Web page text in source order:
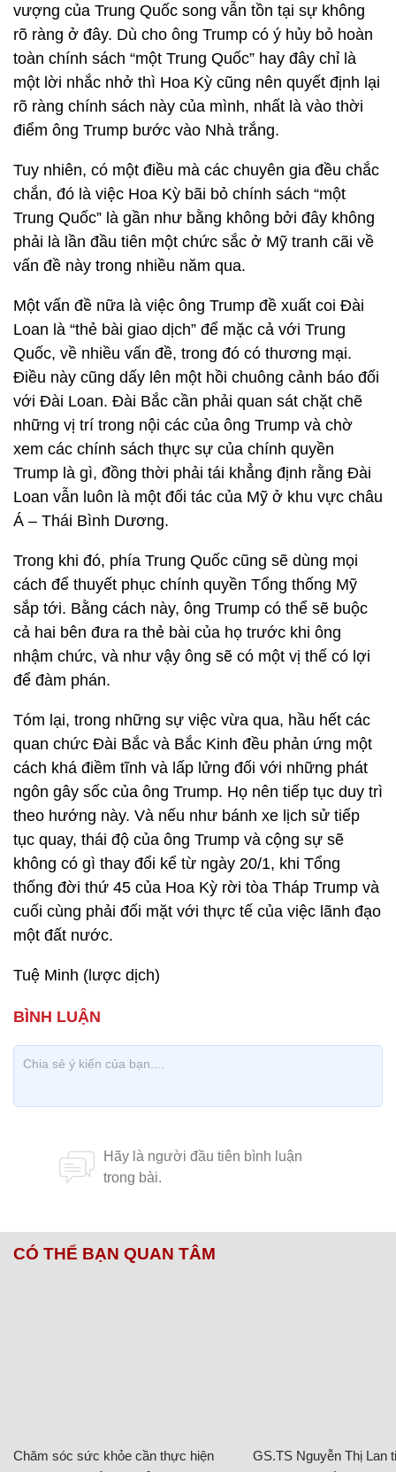
vượng của Trung Quốc song vẫn tồn tại sự không
rõ ràng ở đây. Dù cho ông Trump có ý hủy bỏ hoàn
toàn chính sách “một Trung Quốc” hay đây chỉ là
một lời nhắc nhở thì Hoa Kỳ cũng nên quyết định lại
rõ ràng chính sách này của mình, nhất là vào thời
điểm ông Trump bước vào Nhà trắng.
Tuy nhiên, có một điều mà các chuyên gia đều chắc
chắn, đó là việc Hoa Kỳ bãi bỏ chính sách “một
Trung Quốc” là gần như bằng không bởi đây không
phải là lần đầu tiên một chức sắc ở Mỹ tranh cãi về
vấn đề này trong nhiều năm qua.
Một vấn đề nữa là việc ông Trump đề xuất coi Đài
Loan là “thẻ bài giao dịch” để mặc cả với Trung
Quốc, về nhiều vấn đề, trong đó có thương mại.
Điều này cũng dấy lên một hồi chuông cảnh báo đối
với Đài Loan. Đài Bắc cần phải quan sát chặt chẽ
những vị trí trong nội các của ông Trump và chờ
xem các chính sách thực sự của chính quyền
Trump là gì, đồng thời phải tái khẳng định rằng Đài
Loan vẫn luôn là một đối tác của Mỹ ở khu vực châu
Á – Thái Bình Dương.
Trong khi đó, phía Trung Quốc cũng sẽ dùng mọi
cách để thuyết phục chính quyền Tổng thống Mỹ
sắp tới. Bằng cách này, ông Trump có thể sẽ buộc
cả hai bên đưa ra thẻ bài của họ trước khi ông
nhậm chức, và như vậy ông sẽ có một vị thế có lợi
để đàm phán.
Tóm lại, trong những sự việc vừa qua, hầu hết các
quan chức Đài Bắc và Bắc Kinh đều phản ứng một
cách khá điềm tĩnh và lấp lửng đối với những phát
ngôn gây sốc của ông Trump. Họ nên tiếp tục duy trì
theo hướng này. Và nếu như bánh xe lịch sử tiếp
tục quay, thái độ của ông Trump và cộng sự sẽ
không có gì thay đổi kể từ ngày 20/1, khi Tổng
thống đời thứ 45 của Hoa Kỳ rời tòa Tháp Trump và
cuối cùng phải đối mặt với thực tế của việc lãnh đạo
một đất nước.
Tuệ Minh (lược dịch)
CÓ THỂ BẠN QUAN TÂM
Chăm sóc sức khỏe cần thực hiện
GS.TS Nguyễn Thị Lan